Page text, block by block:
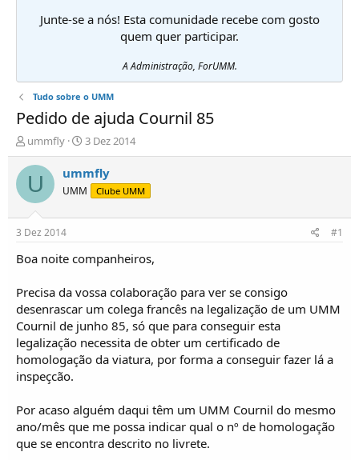
Junte-se a nós! Esta comunidade recebe com gosto
quem quer participar.
A Administração, ForUMM.
Tudo sobre o UMM
Pedido de ajuda Cournil 85
I
n
i
i
d
o
r
T
ó
p
i
c
s
ummfly
D
a
t
d
í
o
3 Dez 2014
U ummfly
UMM Clube UMM
3 Dez 2014 #1
Boa noite companheiros,
Precisa da vossa colaboração para ver se consigo
desenrascar um colega francês na legalização de um UMM
Cournil de junho 85, só que para conseguir esta
legalização necessita de obter um certificado de
homologação da viatura, por forma a conseguir fazer lá a
inspeçcão.
Por acaso alguém daqui têm um UMM Cournil do mesmo
ano/mês que me possa indicar qual o nº de homologação
que se encontra descrito no livrete.